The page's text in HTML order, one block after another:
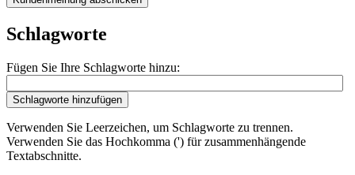
Schlagworte
Fügen Sie Ihre Schlagworte hinzu:
Schlagworte hinzufügen
Verwenden Sie Leerzeichen, um Schlagworte zu trennen.
Verwenden Sie das Hochkomma (') für zusammenhängende
Textabschnitte.